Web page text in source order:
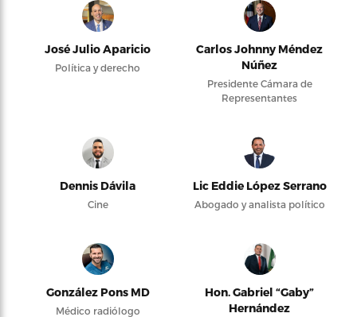
José Julio Aparicio
Política y derecho
Carlos Johnny Méndez
Núñez
Presidente Cámara de
Representantes
Dennis Dávila
Cine
Lic Eddie López Serrano
Abogado y analista político
González Pons MD
Médico radiólogo
Hon. Gabriel “Gaby”
Hernández